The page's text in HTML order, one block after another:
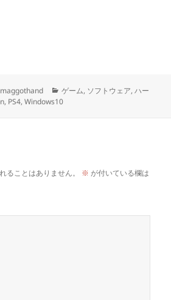
作
成
maggothand
カ
テ
ゲーム, ソフトウェア,ハー
, PS4,Windows10
ることはありません。 ※ が付いている欄は